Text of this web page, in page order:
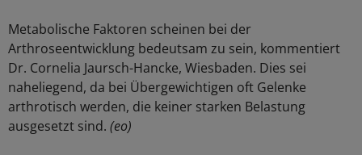
Metabolische Faktoren scheinen bei der
Arthroseentwicklung bedeutsam zu sein, kommentiert
Dr. Cornelia Jaursch-Hancke, Wiesbaden. Dies sei
naheliegend, da bei Übergewichtigen oft Gelenke
arthrotisch werden, die keiner starken Belastung
ausgesetzt sind. (eo)